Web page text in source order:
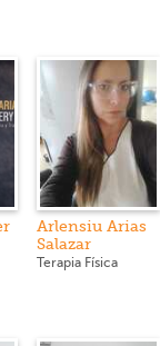
Arlensiu Arias
Salazar
Terapia Física